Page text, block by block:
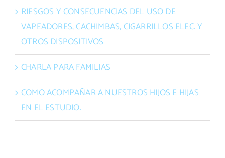
RIESGOS Y CONSECUENCIAS DEL USO DE
VAPEADORES, CACHIMBAS, CIGARRILLOS ELEC. Y
OTROS DISPOSITIVOS
CHARLA PARA FAMILIAS
COMO ACOMPAÑAR A NUESTROS HIJOS E HIJAS
EN EL ESTUDIO.